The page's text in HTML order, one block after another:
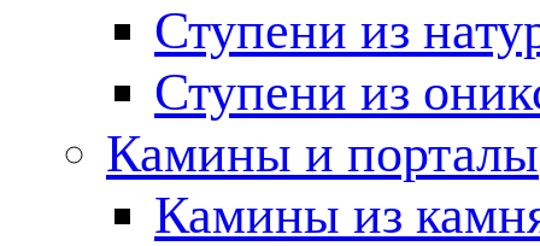
Ступени из
Ступени из
Камины и порталы
Камины из